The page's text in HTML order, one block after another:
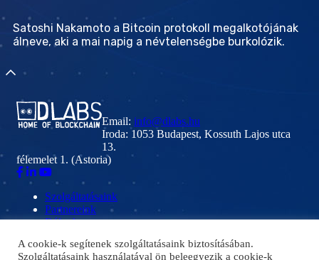
Satoshi Nakamoto a Bitcoin protokoll megalkotójának
álneve, aki a mai napig a névtelenségbe burkolózik.
Email: info@dlabs.hu
Iroda: 1053 Budapest, Kossuth Lajos utca
13.
félemelet 1. (Astoria)
Szolgáltatásaink
Partnereink
Rólunk
A cookie-k segítenek szolgáltatásaink biztosításában.
Szolgáltatásaink használatával ön beleegyezik a cookie-k